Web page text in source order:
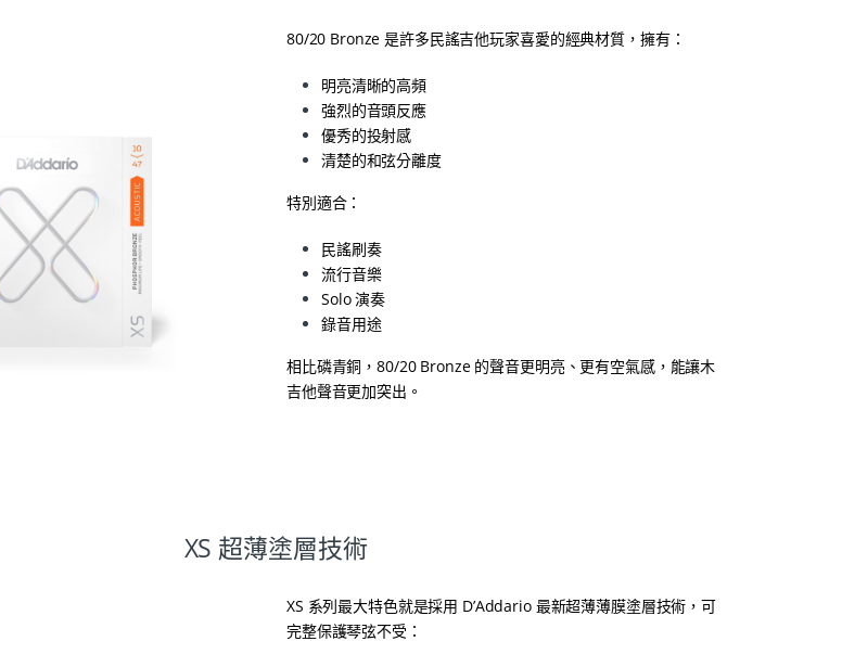
80/20 Bronze 是許多民謠吉他玩家喜愛的經典材質，擁有：
明亮清晰的高頻
強烈的音頭反應
優秀的投射感
清楚的和弦分離度
特別適合：
民謠刷奏
流行音樂
Solo 演奏
錄音用途
相比磷青銅，80/20 Bronze 的聲音更明亮、更有空氣感，能讓木
吉他聲音更加突出。
XS 超薄塗層技術
XS 系列最大特色就是採用 D’Addario 最新超薄薄膜塗層技術，可
完整保護琴弦不受：